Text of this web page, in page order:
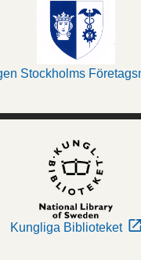
Stockholms
Kungliga Biblioteket